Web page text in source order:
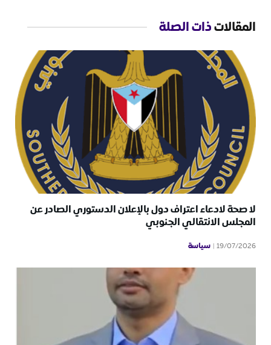
المقالاتذات الصلة
لا صحة لادعاء اعتراف دول بالإعلان الدستوري الصادر عن
المجلس الانتقالي الجنوبي
19/07/2026 سياسة